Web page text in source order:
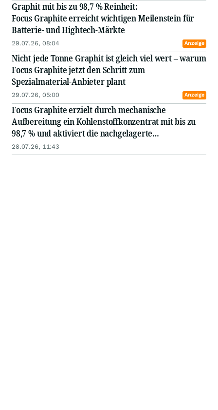
Graphit mit bis zu 98,7 % Reinheit:
Focus Graphite erreicht wichtigen Meilenstein für
Batterie- und Hightech-Märkte
29.07.26, 08:04 Anzeige
Nicht jede Tonne Graphit ist gleich viel wert – warum
Focus Graphite jetzt den Schritt zum
Spezialmaterial-Anbieter plant
29.07.26, 05:00 Anzeige
Focus Graphite erzielt durch mechanische
Aufbereitung ein Kohlenstoffkonzentrat mit bis zu
98,7 % und aktiviert die nachgelagerte
Qualifizierungsplattform
28.07.26, 11:43